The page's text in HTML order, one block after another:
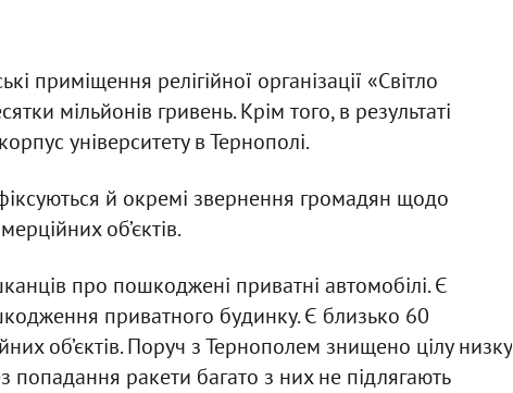
приміщення релігійної організації «Світло
мільйонів гривень. Крім того, в результаті
університету в Тернополі.
й окремі звернення громадян щодо
об’єктів.
про пошкоджені приватні автомобілі. Є
приватного будинку. Є близько 60
об’єктів. Поруч з Тернополем знищено цілу низку
попадання ракети багато з них не підлягають